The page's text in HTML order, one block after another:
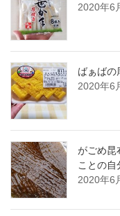
2020年6
ばぁばの
2020年6
がごめ昆
ことの自
2020年6